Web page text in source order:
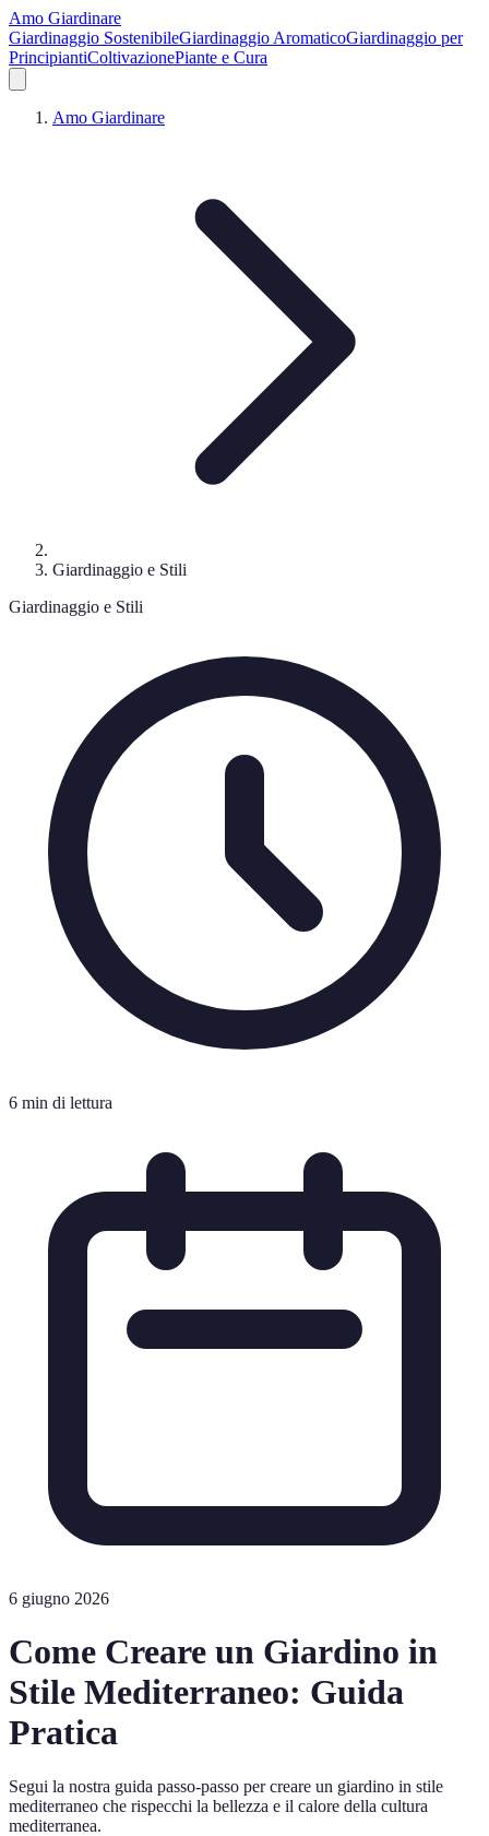
Amo Giardinare
Giardinaggio SostenibileGiardinaggio AromaticoGiardinaggio per
PrincipiantiColtivazionePiante e Cura
Amo Giardinare
Giardinaggio e Stili
Giardinaggio e Stili
6 min di lettura
6 giugno 2026
Come Creare un Giardino in
Stile Mediterraneo: Guida
Pratica
Segui la nostra guida passo-passo per creare un giardino in stile
mediterraneo che rispecchi la bellezza e il calore della cultura
mediterranea.